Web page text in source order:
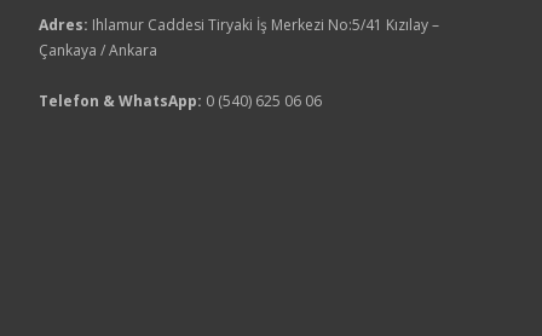
Adres: Ihlamur Caddesi Tiryaki İş Merkezi No:5/41 Kızılay –
Çankaya / Ankara
Telefon & WhatsApp: 0 (540) 625 06 06